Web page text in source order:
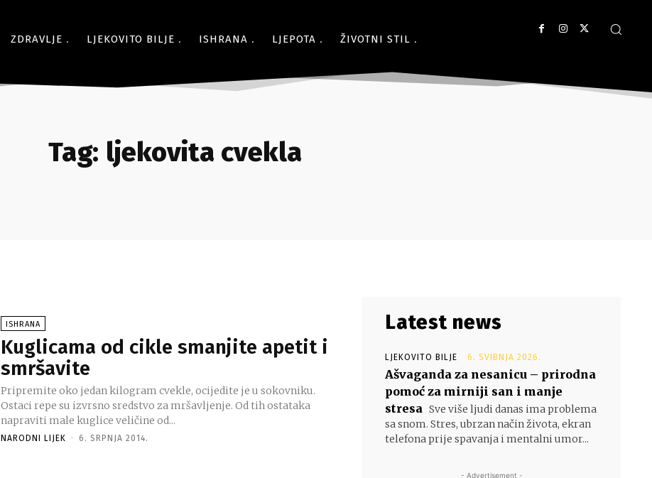
ZDRAVLJE LJEKOVITO BILJE ISHRANA LJEPOTA ŽIVOTNI STIL
Tag: ljekovita cvekla
ISHRANA
Kuglicama od cikle smanjite apetit i
smršavite
Pripremite oko jedan kilogram cvekle, ocijedite je u sokovniku.
Ostaci repe su izvrsno sredstvo za mršavljenje. Od tih ostataka
napraviti male kuglice veličine od...
NARODNI LIJEK - 6. SRPNJA 2014.
Latest news
LJEKOVITO BILJE 6. SVIBNJA 2026.
Ašvaganda za nesanicu – prirodna
pomoć za mirniji san i manje
stresa Sve više ljudi danas ima problema
sa snom. Stres, ubrzan način života, ekran
telefona prije spavanja i mentalni umor...
- Advertisement -